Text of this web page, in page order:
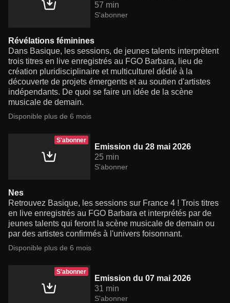
57 min
S'abonner
Révélations féminines
Dans Basique, les sessions, de jeunes talents interprètent
trois titres en live enregistrés au FGO Barbara, lieu de
création pluridisciplinaire et multiculturel dédié à la
découverte de projets émergents et au soutien d'artistes
indépendants. De quoi se faire un idée de la scène
musicale de demain.
Disponible plus de 6 mois
S'abonner
Emission du 28 mai 2026
25 min
S'abonner
Nes
Retrouvez Basique, les sessions sur France 4 ! Trois titres
en live enregistrés au FGO Barbara et interprétés par de
jeunes talents qui feront la scène musicale de demain ou
par des artistes confirmés à l'univers foisonnant.
Disponible plus de 6 mois
S'abonner
Emission du 07 mai 2026
31 min
S'abonner